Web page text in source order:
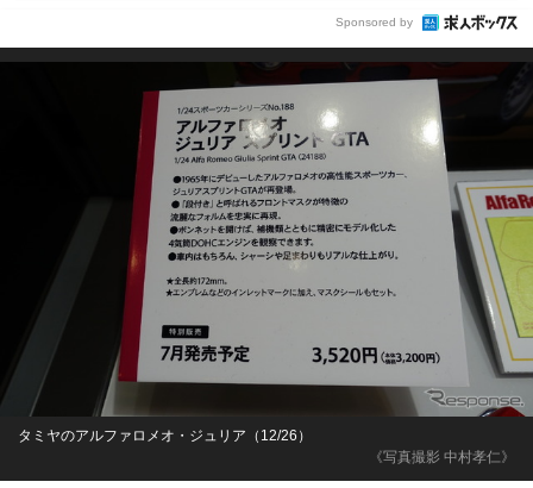
Sponsored by
《写真撮影 中村孝仁》
タミヤのアルファロメオ・ジュリア（12/26）